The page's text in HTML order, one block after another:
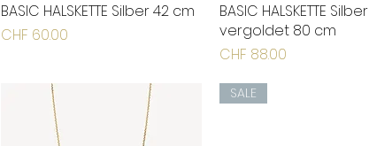
Schnellansicht
BASIC HALSKETTE Silber 42 cm
Preis
CHF 60.00
Schnellansicht
BASIC HALSKETTE Silber
vergoldet 80 cm
Preis
CHF 88.00
SALE